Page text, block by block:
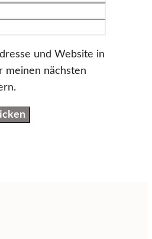
und Website in
meinen nächsten